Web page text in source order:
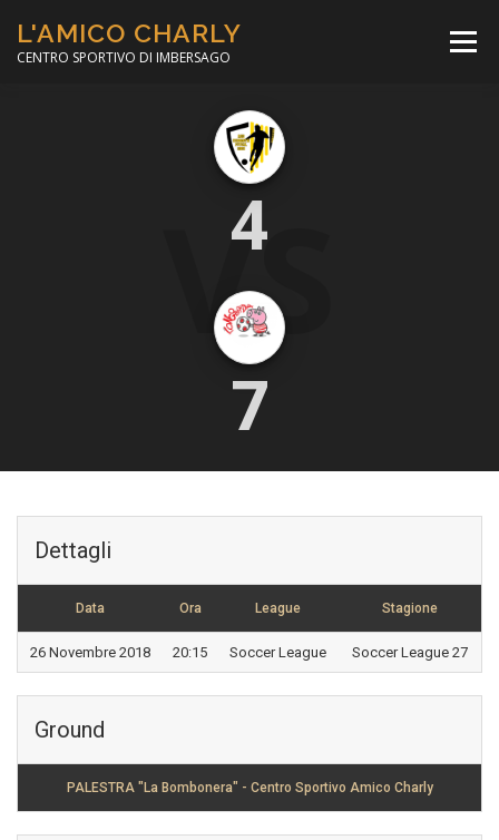
contenuto
L'AMICO CHARLY
CENTRO SPORTIVO DI IMBERSAGO
Menù
CORSO CALCIO A 5
MINIBASKET
VS
4
7
Dettagli
Data Ora League Stagione
26 Novembre 2018 20:15 Soccer League Soccer League 27
Ground
PALESTRA "La Bombonera" - Centro Sportivo Amico Charly